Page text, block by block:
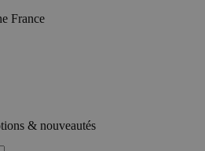
France
& nouveautés